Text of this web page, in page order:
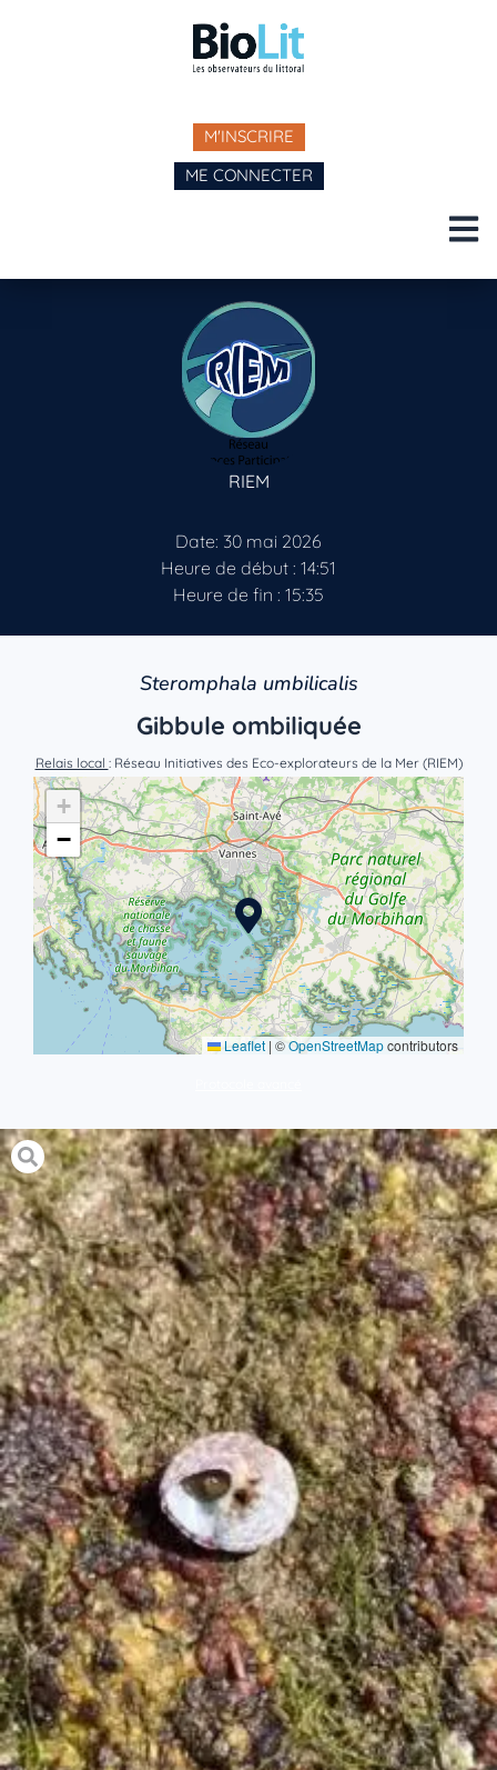
M'INSCRIRE
ME CONNECTER
RIEM
Date: 30 mai 2026
Heure de début : 14:51
Heure de fin : 15:35
Steromphala umbilicalis
Gibbule ombiliquée
Relais local : Réseau Initiatives des Eco-explorateurs de la Mer (RIEM)
+
−
Leaflet | ©OpenStreetMapcontributors